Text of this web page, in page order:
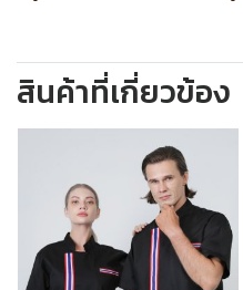
สินค้าที่เกี่ยวข้อง